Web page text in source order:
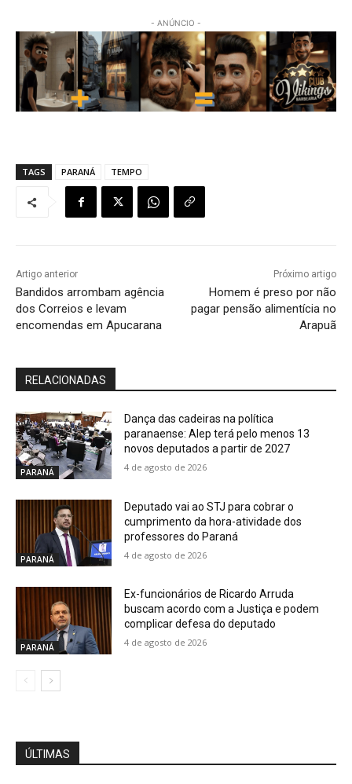
- ANÚNCIO -
TAGS PARANÁ TEMPO
Artigo anterior
Bandidos arrombam agência
dos Correios e levam
encomendas em Apucarana
Próximo artigo
Homem é preso por não
pagar pensão alimentícia no
Arapuã
RELACIONADAS
PARANÁ
Dança das cadeiras na política
paranaense: Alep terá pelo menos 13
novos deputados a partir de 2027
4 de agosto de 2026
PARANÁ
Deputado vai ao STJ para cobrar o
cumprimento da hora-atividade dos
professores do Paraná
4 de agosto de 2026
PARANÁ
Ex-funcionários de Ricardo Arruda
buscam acordo com a Justiça e podem
complicar defesa do deputado
4 de agosto de 2026
ÚLTIMAS